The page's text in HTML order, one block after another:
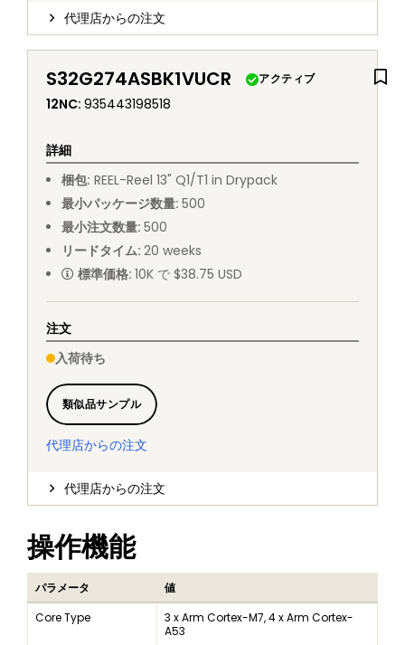
代理店からの注文
S32G274ASBK1VUCR アクティブ
12NC: 935443198518
詳細
梱包: REEL-Reel 13" Q1/T1 in Drypack
最小パッケージ数量: 500
最小注文数量: 500
リードタイム: 20 weeks
標準価格: 10K で $38.75 USD
注文
入荷待ち
類似品サンプル
代理店からの注文
代理店からの注文
操作機能
パラメータ
値
Core Type
3 x Arm Cortex-M7, 4 x Arm Cortex-
A53